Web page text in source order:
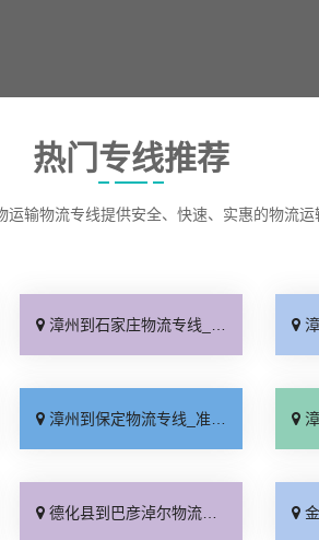
热门专线推荐
运输物流专线提供安全、快速、实惠的物流运
漳州到石家庄物流专线_专线快运「全境到达」 漳
漳州到保定物流专线_准时到货「全程直达」 漳
德化县到巴彦淖尔物流专线_上门提货「天天发车」 金